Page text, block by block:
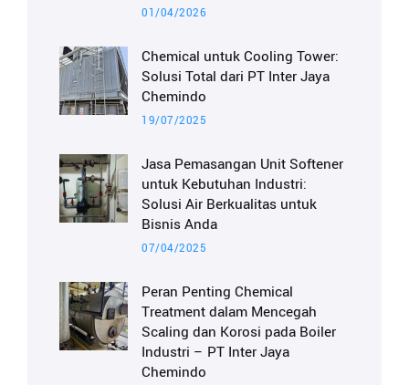
01/04/2026
Chemical untuk Cooling Tower:
Solusi Total dari PT Inter Jaya
Chemindo
19/07/2025
Jasa Pemasangan Unit Softener
untuk Kebutuhan Industri:
Solusi Air Berkualitas untuk
Bisnis Anda
07/04/2025
Peran Penting Chemical
Treatment dalam Mencegah
Scaling dan Korosi pada Boiler
Industri – PT Inter Jaya
Chemindo